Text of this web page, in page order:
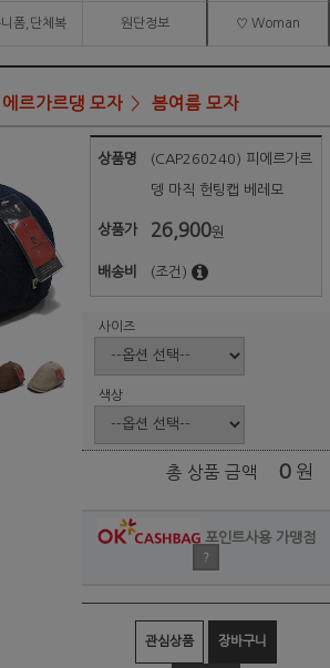
폼,단체복 원단정보 ♡ Woman
르가르댕 모자 봄여름 모자
상품명 (CAP260240) 피에르가르
뎅 마직 헌팅캡 베레모
상품가 26,900원
배송비 (조건)
사이즈
색상
총 상품 금액 0 원
포인트사용 가맹점
?
관심상품 장바구니